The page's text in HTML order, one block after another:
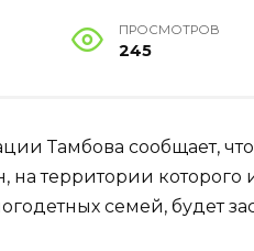
ПРОСМОТРОВ
245
Тамбова сообщает,
на территории
семей, будет